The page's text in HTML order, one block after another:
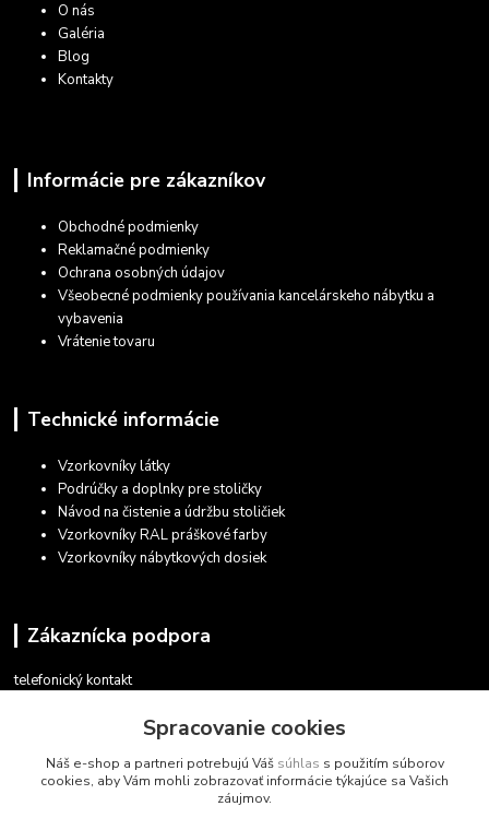
O nás
Galéria
Blog
Kontakty
Informácie pre zákazníkov
Obchodné podmienky
Reklamačné podmienky
Ochrana osobných údajov
Všeobecné podmienky používania kancelárskeho nábytku a
vybavenia
Vrátenie tovaru
Technické informácie
Vzorkovníky látky
Podrúčky a doplnky pre stoličky
Návod na čistenie a údržbu stoličiek
Vzorkovníky RAL práškové farby
Vzorkovníky nábytkových dosiek
Zákaznícka podpora
telefonický kontakt
v pracovných dňoch 08.30 - 16.00
obchod@marketsk.sk
Spracovanie cookies
Náš e-shop a partneri potrebujú Váš súhlas s použitím súborov
cookies, aby Vám mohli zobrazovať informácie týkajúce sa Vašich
záujmov.